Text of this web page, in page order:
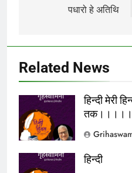
navigationपधारो हे अतिथि
Related News
हिन्दी मेरी
हिन्दी